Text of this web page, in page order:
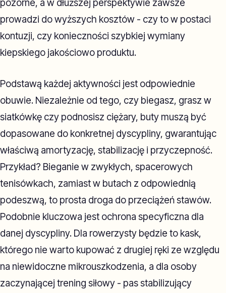
pozorne, a w dłuższej perspektywie zawsze
prowadzi do wyższych kosztów - czy to w postaci
kontuzji, czy konieczności szybkiej wymiany
kiepskiego jakościowo produktu.
Podstawą każdej aktywności jest odpowiednie
obuwie. Niezależnie od tego, czy biegasz, grasz w
siatkówkę czy podnosisz ciężary, buty muszą być
dopasowane do konkretnej dyscypliny, gwarantując
właściwą amortyzację, stabilizację i przyczepność.
Przykład? Bieganie w zwykłych, spacerowych
tenisówkach, zamiast w butach z odpowiednią
podeszwą, to prosta droga do przeciążeń stawów.
Podobnie kluczowa jest ochrona specyficzna dla
danej dyscypliny. Dla rowerzysty będzie to kask,
którego nie warto kupować z drugiej ręki ze względu
na niewidoczne mikrouszkodzenia, a dla osoby
zaczynającej trening siłowy - pas stabilizujący